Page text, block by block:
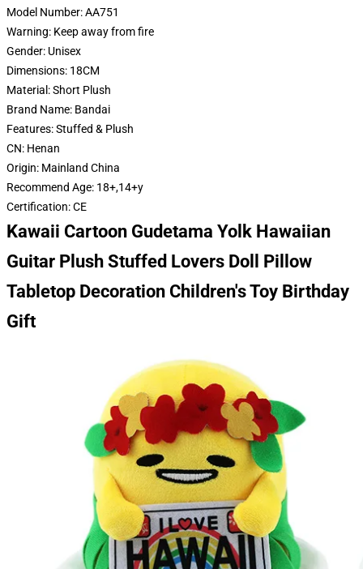
Model Number:AA751
Warning: Keep away from fire
Gender: Unisex
Dimensions: 18CM
Material:Short Plush
Brand Name: Bandai
Features:Stuffed & Plush
CN: Henan
Origin: Mainland China
Recommend Age: 18+,14+y
Certification:CE
Kawaii Cartoon Gudetama Yolk Hawaiian
Guitar Plush Stuffed Lovers Doll Pillow
Tabletop Decoration Children's Toy Birthday
Gift